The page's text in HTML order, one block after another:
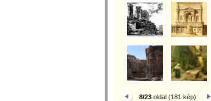
8/23 oldal (181 kép)